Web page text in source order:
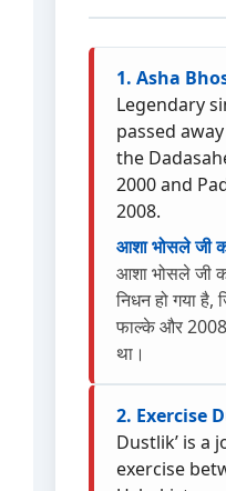
1. Asha
Legendary
passed
the
2000 and
2008.
आशा भोसले जी
आशा भोसले जी
निधन हो गया है,
फाल्के और 2008
था।
2. Exercise
Dustlik’ is a
exercise